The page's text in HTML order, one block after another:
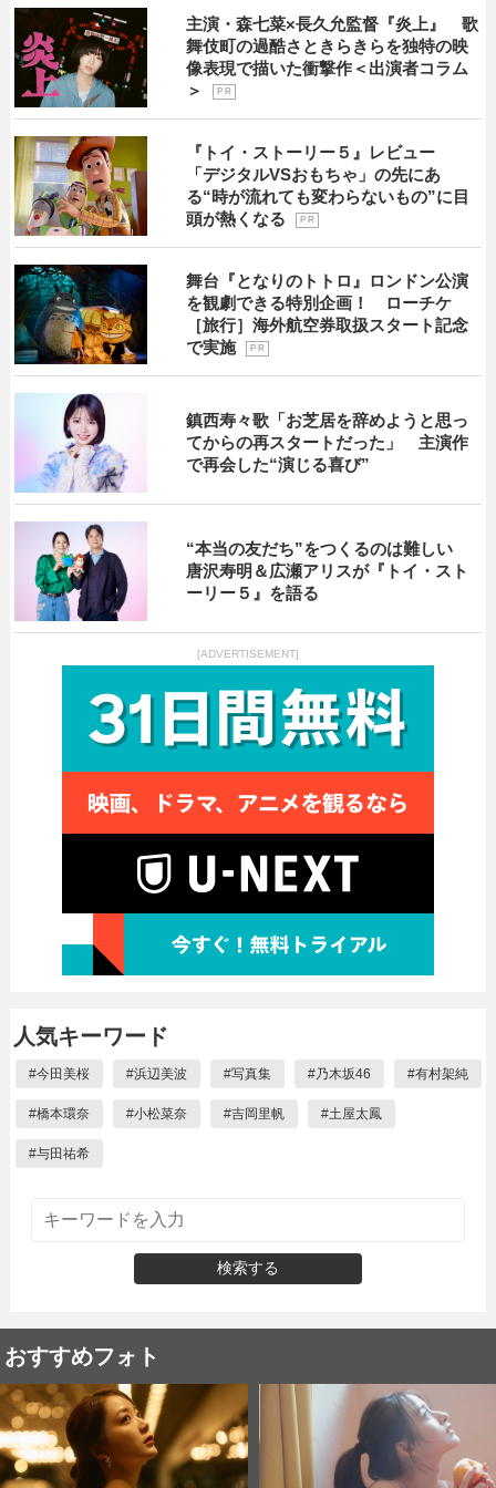
主演・森七菜×長久允監督『炎上』 歌
舞伎町の過酷さときらきらを独特の映
像表現で描いた衝撃作＜出演者コラム
＞
P R
『トイ・ストーリー５』レビュー
「デジタルVSおもちゃ」の先にあ
る“時が流れても変わらないもの”に目
頭が熱くなる
P R
舞台『となりのトトロ』ロンドン公演
を観劇できる特別企画！ ローチケ
［旅行］海外航空券取扱スタート記念
で実施
P R
鎮西寿々歌「お芝居を辞めようと思っ
てからの再スタートだった」 主演作
で再会した“演じる喜び”
“本当の友だち”をつくるのは難しい
唐沢寿明＆広瀬アリスが『トイ・スト
ーリー５』を語る
[ADVERTISEMENT]
人気キーワード
#今田美桜 #浜辺美波 #写真集 #乃木坂46 #有村架純
#橋本環奈 #小松菜奈 #吉岡里帆 #土屋太鳳
#与田祐希
検索する
おすすめフォト